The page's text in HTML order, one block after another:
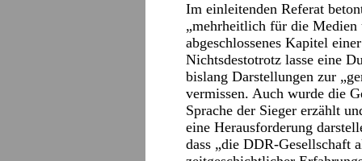
Im einleitenden Referat
„mehrheitlich für die Medien
abgeschlossenes Kapitel
Nichtsdestotrotz lasse eine
bislang Darstellungen zur
vermissen. Auch wurde die
Sprache der Sieger erzählt
eine Herausforderung
dass „die DDR-Gesellschaft